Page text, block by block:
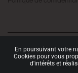
Copyright
Site
En poursuivant votre
Cookies pour vous
d'intérêts et